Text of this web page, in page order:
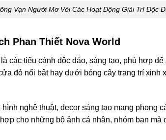
Vạn Người Mơ Với Các Hoạt Động Giải Trí Độc
Phan Thiết Nova World
các tiểu cảnh độc đáo, sáng tạo, phù hợp để
đỏ nổi bật hay dưới bóng cây trang trí xinh
nghệ thuật, decor sáng tạo mang phong
cho những bộ ảnh cá nhân, nhóm bạn mà